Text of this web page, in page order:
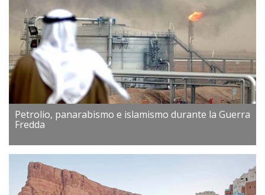
Petrolio, panarabismo e islamismo durante la Guerra
Fredda